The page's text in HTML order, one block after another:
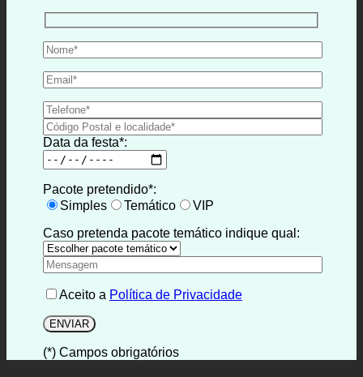
Data da festa*:
Pacote pretendido*:
Simples
Temático
VIP
Caso pretenda pacote temático indique qual:
Aceito a Política de Privacidade
(*) Campos obrigatórios